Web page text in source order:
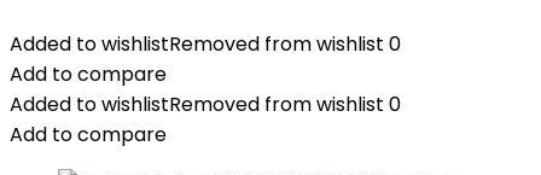
Added to wishlistRemoved from wishlist 0
Add to compare
Added to wishlistRemoved from wishlist 0
Add to compare